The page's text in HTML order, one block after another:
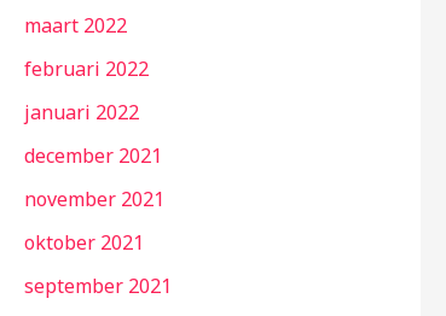
maart 2022
februari 2022
januari 2022
december 2021
november 2021
oktober 2021
september 2021